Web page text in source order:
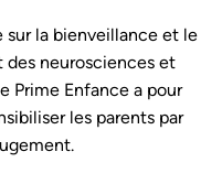
la bienveillance et le
des neurosciences et
Prime Enfance a pour
les parents par